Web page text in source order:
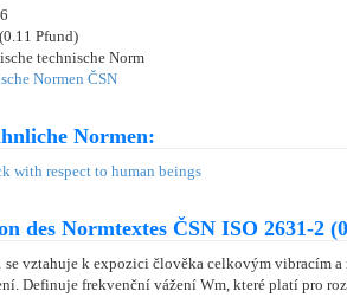
Pfund)
technische Norm
Normen ČSN
Normen:
with respect to human beings
des Normtextes ČSN ISO 2631-2
se vztahuje k expozici člověka celkovým vibracím
Definuje frekvenční vážení Wm, které platí pro